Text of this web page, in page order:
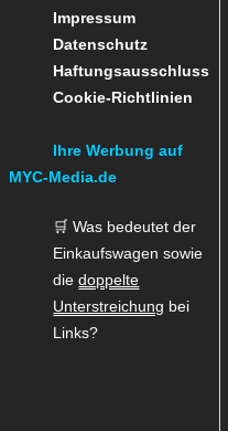
Impressum
Datenschutz
Haftungsausschluss
Cookie-Richtlinien
Ihre Werbung auf
MYC-Media.de
🛒 Was bedeutet der
Einkaufswagen sowie
diedoppelte
Unterstreichung bei
Links?